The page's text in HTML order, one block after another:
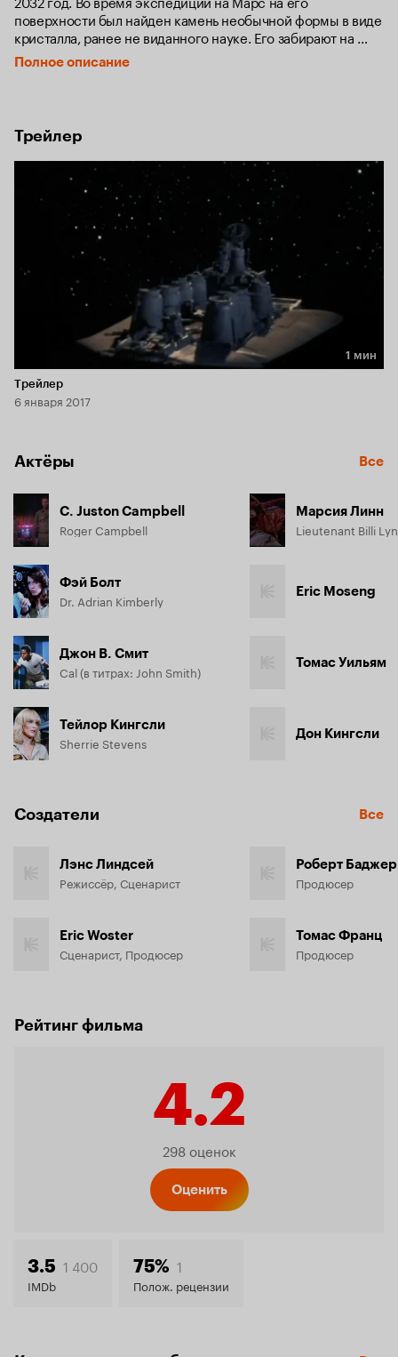
поверхности был найден камень необычной формы в виде
кристалла, ранее не виданного науке. Его забирают на
космическую станцию и помещают в лабораторию для
изучения, но камень исчезает. Члены экипажа
контроль над космическим кораблем и избавиться от
чужеземной твари, которая становится умнее и умнее с
каждым днем и пытается уничтожить всех, сохранив
тайну, пульсирующую глубоко в Звездном Кристалле.
Полное описание
Трейлер
Длительность 1 мин
1 мин
Трейлер
6 января 2017
Актёры Все
C. Juston Campbell
Roger Campbell
Фэй Болт
Dr. Adrian Kimberly
Джон В. Смит
Cal (в титрах: John Smith)
Тейлор Кингсли
Sherrie Stevens
Марсия Линн
Lieutenant Billi
Eric Moseng
Томас Уильям
Дон Кингсли
Создатели Все
Лэнс Линдсей
Режиссёр, Сценарист
Eric Woster
Сценарист, Продюсер
Роберт Баджер
Продюсер
Томас Франц
Продюсер
Рейтинг фильма
4.2
Рейтинг
4.2
298 оценок
Оценить
3.5 1 400
IMDb
75% 1
Полож. рецензии